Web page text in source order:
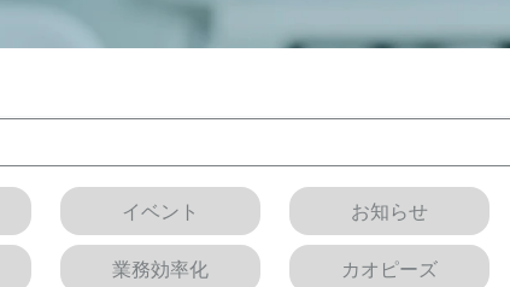
イベント お知らせ
業務効率化 カオピーズ